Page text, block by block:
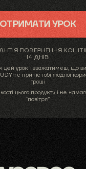
ОТРИМАТИ УРОК
ПОВЕРНЕННЯ
14 ДНІВ
урок і вважатимеш, що
не приніс тобі жодної
гроші
цього продукту і не
“повітря”